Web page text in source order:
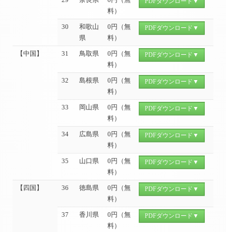
料）
30
和歌山
県
0円（無
料）
PDFダウンロード▼
【中国】 31 鳥取県
0円（無
料）
PDFダウンロード▼
32 島根県
0円（無
料）
PDFダウンロード▼
33 岡山県
0円（無
料）
PDFダウンロード▼
34 広島県
0円（無
料）
PDFダウンロード▼
35 山口県
0円（無
料）
PDFダウンロード▼
【四国】 36 徳島県
0円（無
料）
PDFダウンロード▼
37 香川県
0円（無
料）
PDFダウンロード▼